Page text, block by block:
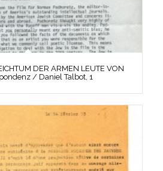
DER ARMEN LEUTE VON
/ Daniel Talbot, 1